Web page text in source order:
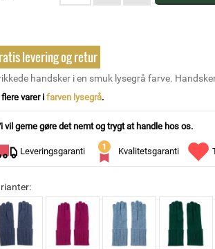
levering og retur
handsker i en smuk lysegrå farve.
flere varer i farven lysegrå.
vil gerne gøre det nemt og trygt at handle hos os.
Leveringsgaranti Kvalitetsgaranti